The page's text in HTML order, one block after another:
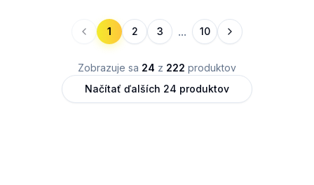
1 2 3 ... 10
Zobrazuje sa 24 z 222 produktov
Načítať ďalších 24 produktov